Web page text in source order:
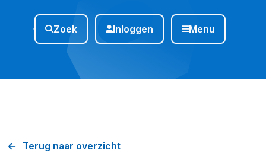
Zoek Inloggen Menu
Terug naar overzicht